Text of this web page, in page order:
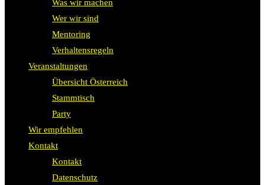
Was wir machen
Wer wir sind
Mentoring
Verhaltensregeln
Veranstaltungen
Übersicht Österreich
Stammtisch
Party
Wir empfehlen
Kontakt
Kontakt
Datenschutz